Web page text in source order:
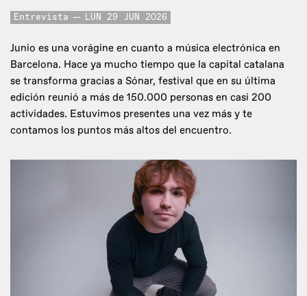
Entrevista LUN 29 JUN 2026
Junio es una vorágine en cuanto a música electrónica en
Barcelona. Hace ya mucho tiempo que la capital catalana
se transforma gracias a Sónar, festival que en su última
edición reunió a más de 150.000 personas en casi 200
actividades. Estuvimos presentes una vez más y te
contamos los puntos más altos del encuentro.